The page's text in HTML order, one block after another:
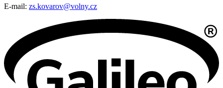
E-mail: zs.kovarov@volny.cz